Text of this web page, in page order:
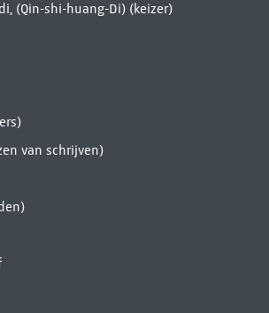
(Qin-shi-huang-Di) (keizer)
van schrijven)